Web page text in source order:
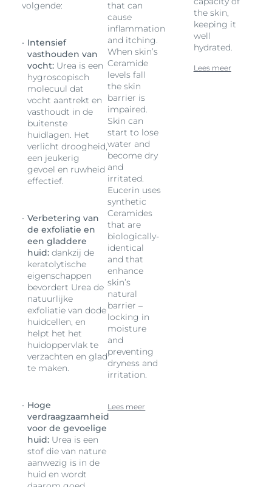
volgende:
Intensief
vasthouden van
vocht:Urea is een
hygroscopisch
molecuul dat
vocht aantrekt en
vasthoudt in de
buitenste
huidlagen. Het
verlicht droogheid,
een jeukerig
gevoel en ruwheid
effectief.
Verbetering van
de exfoliatie en
een gladdere
huid:dankzij de
keratolytische
eigenschappen
bevordert Urea de
natuurlijke
exfoliatie van dode
huidcellen, en
helpt het het
huidoppervlak te
verzachten en glad
te maken.
Hoge
verdraagzaamheid
voor de gevoelige
huid:Urea is een
stof die van nature
aanwezig is in de
huid en wordt
that can
cause
inflammation
and itching.
When skin’s
Ceramide
levels fall
the skin
barrier is
impaired.
Skin can
start to lose
water and
become dry
and
irritated.
Eucerin uses
synthetic
Ceramides
that are
biologically-
identical
and that
enhance
skin’s
natural
barrier –
locking in
moisture
and
preventing
dryness and
irritation.
Lees meer
the skin,
keeping it
well
hydrated.
Lees meer